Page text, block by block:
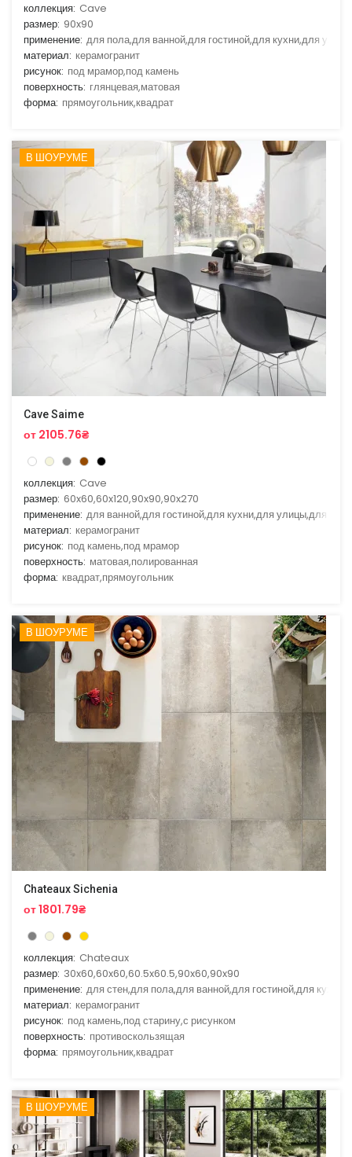
коллекция: Cave
размер: 90x90
применение: для пола,для ванной,для гостиной,для кухни,для улицы
материал: керамогранит
рисунок: под мрамор,под камень
поверхность: глянцевая,матовая
форма: прямоугольник,квадрат
В ШОУРУМЕ
Cave Saime
от 2105.76₴
коллекция: Cave
размер: 60x60,60x120,90x90,90x270
применение: для ванной,для гостиной,для кухни,для улицы,для
материал: керамогранит
рисунок: под камень,под мрамор
поверхность: матовая,полированная
форма: квадрат,прямоугольник
В ШОУРУМЕ
Chateaux Sichenia
от 1801.79₴
коллекция: Chateaux
размер: 30x60,60x60,60.5x60.5,90x60,90x90
применение: для стен,для пола,для ванной,для гостиной,для кухни
материал: керамогранит
рисунок: под камень,под старину,с рисунком
поверхность: противоскользящая
форма: прямоугольник,квадрат
В ШОУРУМЕ